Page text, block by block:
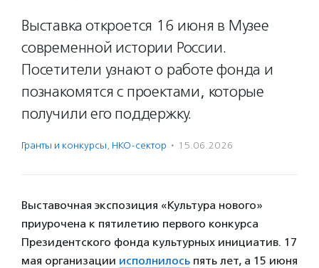
Выставка откроется 16 июня в Музее
современной истории России.
Посетители узнают о работе фонда и
познакомятся с проектами, которые
получили его поддержку.
Гранты и конкурсы, НКО-сектор · 15.06.2026
Выставочная экспозиция «Культура нового»
приурочена к пятилетию первого конкурса
Президентского фонда культурных инициатив. 17
мая организации исполнилось пять лет, а 15 июня